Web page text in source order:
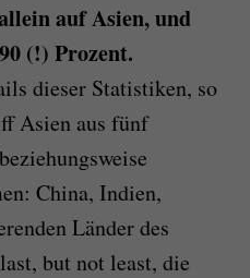
auf Asien, und
(!) Prozent.
dieser Statistiken, so
Asien aus fünf
China, Indien,
Länder des
but not least, die